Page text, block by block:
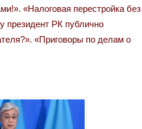
«Налоговая перестройка без
президент РК публично
«Приговоры по делам о